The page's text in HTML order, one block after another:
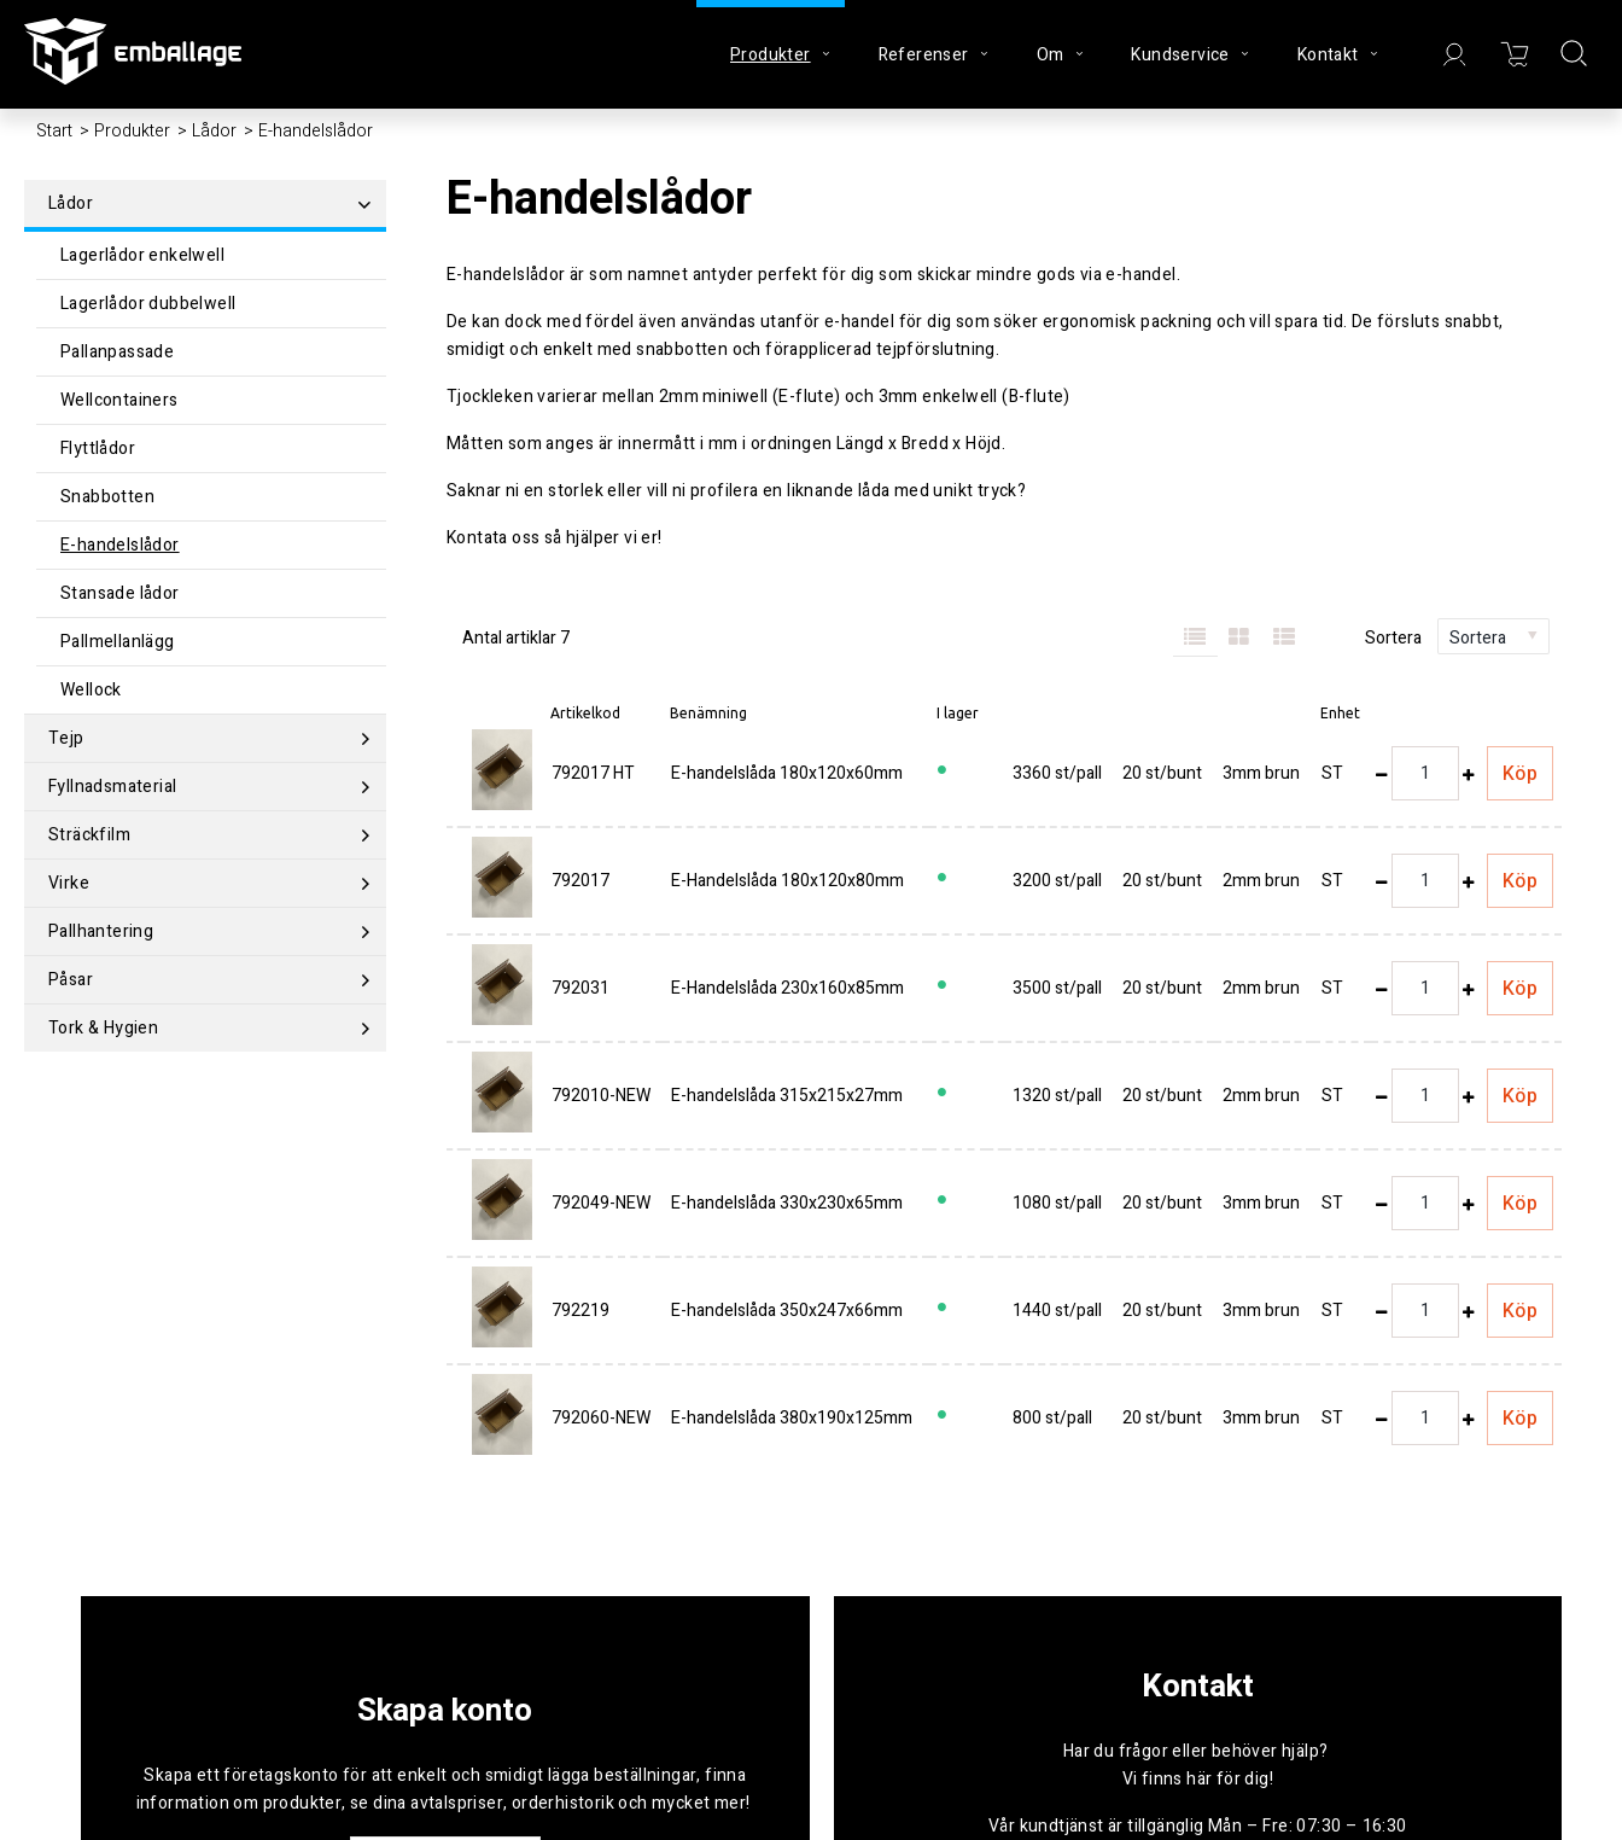
Produkter Referenser Om Kundservice Kontakt
Start / Produkter / Lådor / E-handelslådor
Lådor
Lagerlådor enkelwell
Lagerlådor dubbelwell
Pallanpassade
Wellcontainers
Flyttlådor
Snabbotten
E-handelslådor
Stansade lådor
Pallmellanlägg
Wellock
Tejp
Fyllnadsmaterial
Sträckfilm
Virke
Pallhantering
Påsar
Tork & Hygien
E-handelslådor
E-handelslådor är som namnet antyder perfekt för dig som skickar mindre gods via e-handel.
De kan dock med fördel även användas utanför e-handel för dig som söker ergonomisk packning och vill spara tid. De försluts snabbt,
smidigt och enkelt med snabbotten och förapplicerad tejpförslutning.
Tjockleken varierar mellan 2mm miniwell (E-flute) och 3mm enkelwell (B-flute)
Måtten som anges är innermått i mm i ordningen Längd x Bredd x Höjd.
Saknar ni en storlek eller vill ni profilera en liknande låda med unikt tryck?
Kontata oss så hjälper vi er!
Antal artiklar7 Sortera Sortera
Artikelkod Benämning I lager Enhet
792017 HT E-handelslåda 180x120x60mm 3360 st/pall 20 st/bunt 3mm brun ST Köp
792017 E-Handelslåda 180x120x80mm 3200 st/pall 20 st/bunt 2mm brun ST Köp
792031 E-Handelslåda 230x160x85mm 3500 st/pall 20 st/bunt 2mm brun ST Köp
792010-NEW E-handelslåda 315x215x27mm 1320 st/pall 20 st/bunt 2mm brun ST Köp
792049-NEW E-handelslåda 330x230x65mm 1080 st/pall 20 st/bunt 3mm brun ST Köp
792219 E-handelslåda 350x247x66mm 1440 st/pall 20 st/bunt 3mm brun ST Köp
792060-NEW E-handelslåda 380x190x125mm 800 st/pall 20 st/bunt 3mm brun ST Köp
Skapa konto
Skapa ett företagskonto för att enkelt och smidigt lägga beställningar, finna
information om produkter, se dina avtalspriser, orderhistorik och mycket mer!
Kontakt
Har du frågor eller behöver hjälp?
Vi finns här för dig!
Vår kundtjänst är tillgänglig Mån – Fre: 07:30 – 16:30